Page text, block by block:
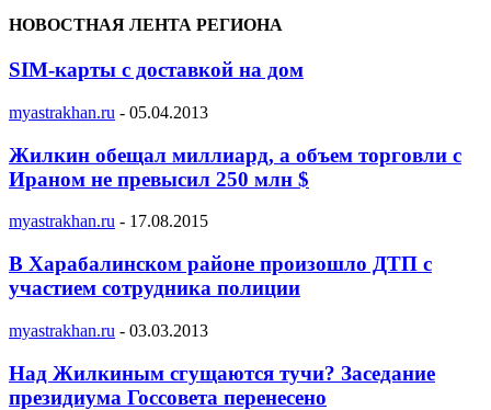
НОВОСТНАЯ ЛЕНТА РЕГИОНА
SIM-карты с доставкой на дом
myastrakhan.ru - 05.04.2013
Жилкин обещал миллиард, а объем торговли с
Ираном не превысил 250 млн $
myastrakhan.ru - 17.08.2015
В Харабалинском районе произошло ДТП с
участием сотрудника полиции
myastrakhan.ru - 03.03.2013
Над Жилкиным сгущаются тучи? Заседание
президиума Госсовета перенесено